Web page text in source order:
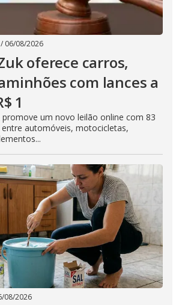
/ 06/08/2026
oferece carros,
com lances a
1
um novo leilão online com 83
automóveis, motocicletas,
08/2026